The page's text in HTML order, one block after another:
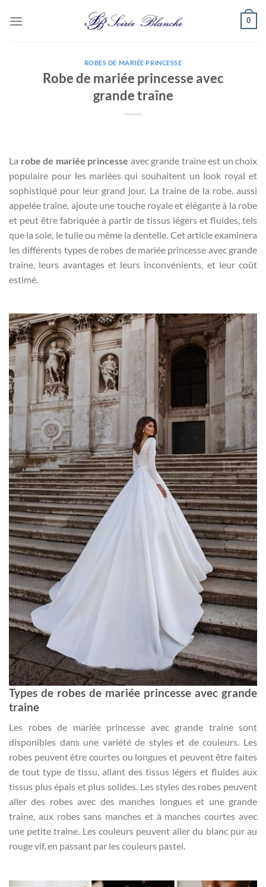
0
ROBES DE MARIÉE PRINCESSE
Robe de mariée princesse avec
grande traîne
La robe de mariée princesse avec grande traine est un choix
populaire pour les mariées qui souhaitent un look royal et
sophistiqué pour leur grand jour. La traine de la robe, aussi
appelée traîne, ajoute une touche royale et élégante à la robe
et peut être fabriquée à partir de tissus légers et fluides, tels
que la soie, le tulle ou même la dentelle. Cet article examinera
les différents types de robes de mariée princesse avec grande
traine, leurs avantages et leurs inconvénients, et leur coût
estimé.
Types de robes de mariée princesse avec grande
traine
Les robes de mariée princesse avec grande traine sont
disponibles dans une variété de styles et de couleurs. Les
robes peuvent être courtes ou longues et peuvent être faites
de tout type de tissu, allant des tissus légers et fluides aux
tissus plus épais et plus solides. Les styles des robes peuvent
aller des robes avec des manches longues et une grande
traine, aux robes sans manches et à manches courtes avec
une petite traine. Les couleurs peuvent aller du blanc pur au
rouge vif, en passant par les couleurs pastel.